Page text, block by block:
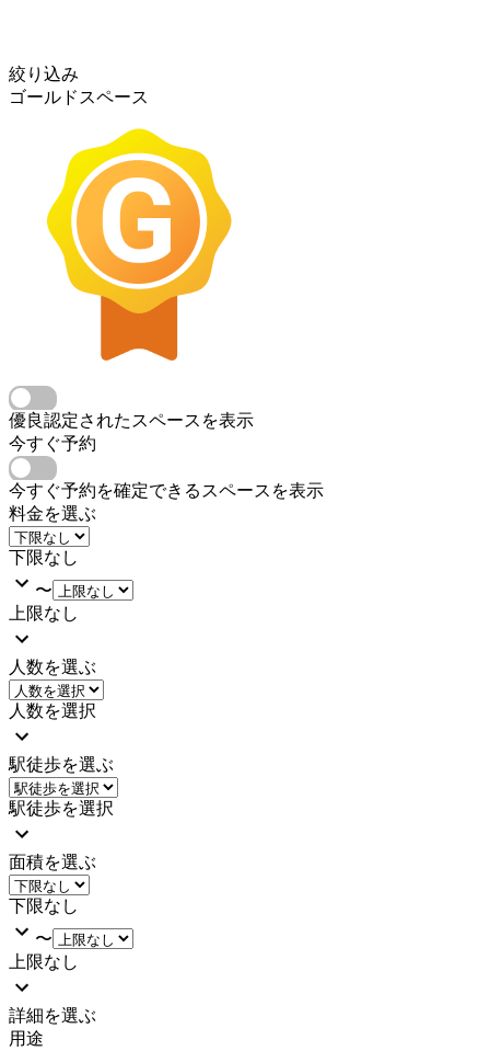
絞り込み
ゴールドスペース
優良認定されたスペースを表示
今すぐ予約
今すぐ予約を確定できるスペースを表示
料金を選ぶ
下限なし
〜
上限なし
人数を選ぶ
人数を選択
駅徒歩を選ぶ
駅徒歩を選択
面積を選ぶ
下限なし
〜
上限なし
詳細を選ぶ
用途